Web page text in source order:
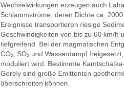
Wechselwirkungen erzeugen auch
Schlammströme, deren Dichte ca.
Ereignisse transportieren riesige
Geschwindigkeiten von bis zu 60 km/h
tiefgreifend. Bei der magmatischen
CO₂, SO₂ und Wasserdampf
moduliert wird. Bestimmte
Gorely sind große Emittenten
überschreiten können.